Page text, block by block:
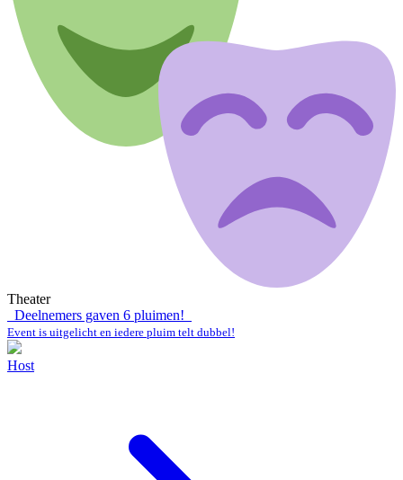
Theater
Deelnemers gaven 6 pluimen!
Event is uitgelicht en iedere pluim telt dubbel!
Host